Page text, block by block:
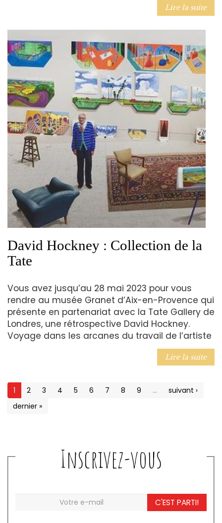
Lire la suite
David Hockney : Collection de la
Tate
Vous avez jusqu’au 28 mai 2023 pour vous
rendre au musée Granet d’Aix-en-Provence qui
présente en partenariat avec la Tate Gallery de
Londres, une rétrospective David Hockney.
Voyage dans les arcanes du travail de l’artiste
Lire la suite
1 2 3 4 5 6 7 8 9 …
suivant ›
dernier »
Inscrivez-vous
C'EST PARTI!